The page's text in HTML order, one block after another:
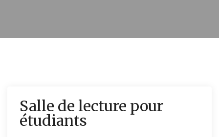
Salle de lecture pour
étudiants